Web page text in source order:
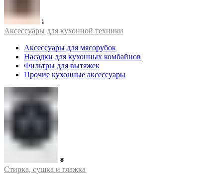
Аксессуары для кухонной техники
Аксессуары для мясорубок
Насадки для кухонных комбайнов
Фильтры для вытяжек
Прочие кухонные аксессуары
Стирка, сушка и глажка